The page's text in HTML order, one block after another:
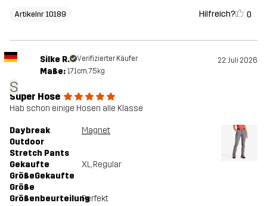
Artikelnr 10189 Hilfreich? 0
S
Silke R. Verifizierter Käufer 22. Juli 2026
Maße: 171cm, 75kg
Super Hose
Hab schon einige Hosen alle Klasse
Daybreak
Outdoor
Stretch Pants
Magnet
Gekaufte
GrößeGekaufte
Größe
XL, Regular
GrößenbeurteilungPerfekt